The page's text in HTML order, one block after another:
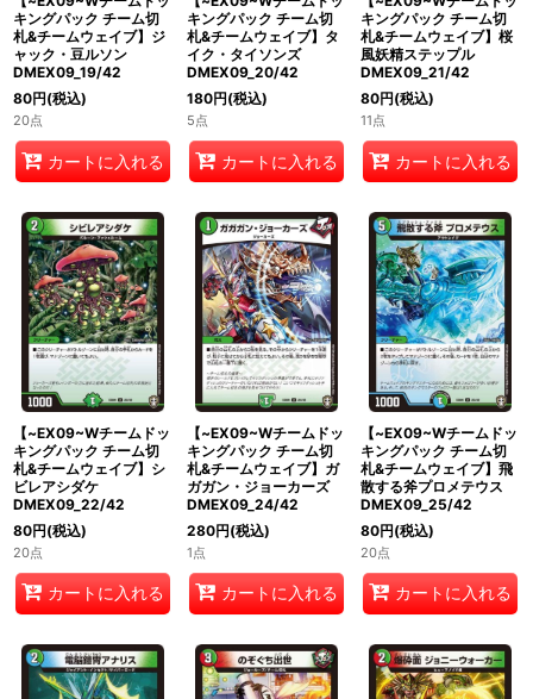
キングパック チーム切
札&チームウェイブ】ジ
ャック・豆ルソン
DMEX09_19/42
80円(税込)
20点
カートに入れる
キングパック チーム切
札&チームウェイブ】タ
イク・タイソンズ
DMEX09_20/42
180円(税込)
5点
カートに入れる
キングパック チーム切
札&チームウェイブ】桜
風妖精ステップル
DMEX09_21/42
80円(税込)
11点
カートに入れる
【~EX09~Wチームドッ
キングパック チーム切
札&チームウェイブ】シ
ビレアシダケ
DMEX09_22/42
80円(税込)
20点
カートに入れる
【~EX09~Wチームドッ
キングパック チーム切
札&チームウェイブ】ガ
ガガン・ジョーカーズ
DMEX09_24/42
280円(税込)
1点
カートに入れる
【~EX09~Wチームドッ
キングパック チーム切
札&チームウェイブ】飛
散する斧プロメテウス
DMEX09_25/42
80円(税込)
20点
カートに入れる